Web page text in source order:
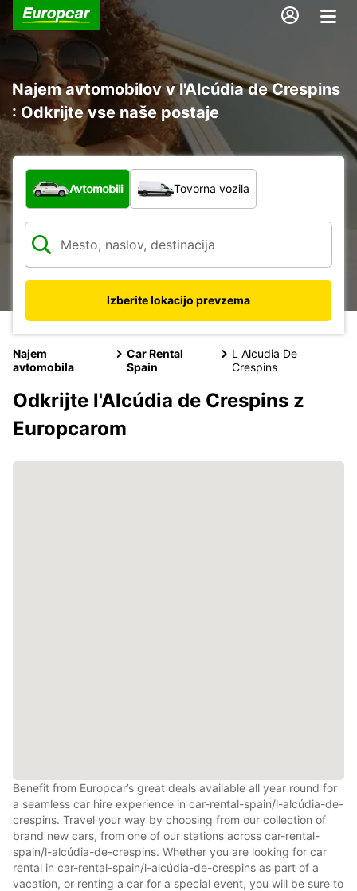
Najem avtomobilov v l'Alcúdia de Crespins
: Odkrijte vse naše postaje
Katera vrsta vozila?
Avtomobili Tovorna vozila
Izberite lokacijo prevzema
Najem
avtomobila
Car Rental
Spain
L Alcudia De
Crespins
Odkrijte l'Alcúdia de Crespins z
Europcarom
Benefit from Europcar’s great deals available all year round for
a seamless car hire experience in car-rental-spain/l-alcúdia-de-
crespins. Travel your way by choosing from our collection of
brand new cars, from one of our stations across car-rental-
spain/l-alcúdia-de-crespins. Whether you are looking for car
rental in car-rental-spain/l-alcúdia-de-crespins as part of a
vacation, or renting a car for a special event, you will be sure to